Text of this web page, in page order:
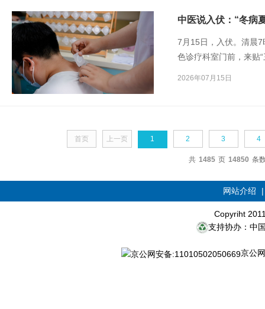
中医说入伏：“冬病
7月15日，入伏。清晨
色诊疗科室门前，来贴
2026年07月15日
首页 上一页 1 2 3 4
共 1485 页 14850 条
网站介绍
Copyriht
支持协办：中
京公